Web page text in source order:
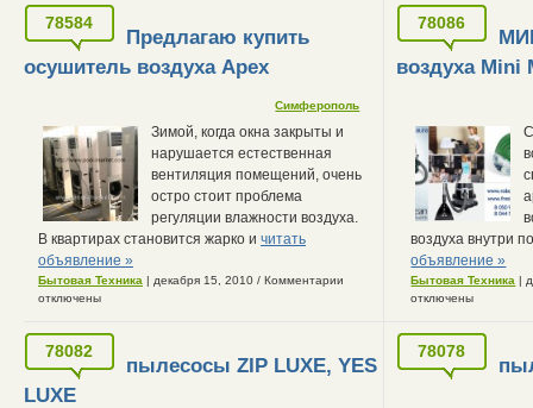
78584
Предлагаю купить
осушитель воздуха Apex
Симферополь
Зимой, когда окна закрыты и
нарушается естественная
вентиляция помещений, очень
остро стоит проблема
регуляции влажности воздуха.
В квартирах становится жарко и читать
объявление »
Бытовая Техника | декабря 15, 2010 / Комментарии
отключены
78086
воздуха Mini
воздуха внутри
объявление »
Бытовая Техника |
отключены
78082
пылесосы ZIP LUXE, YES
LUXE
78078